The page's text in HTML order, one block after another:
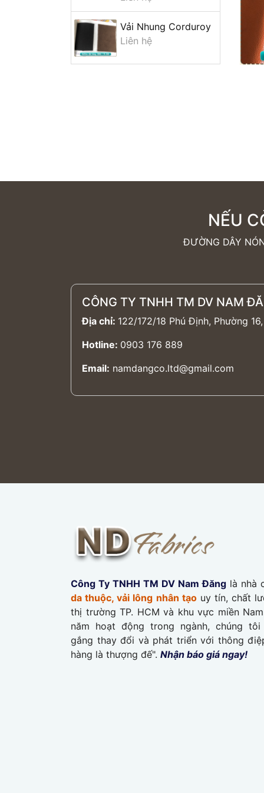
Vải Nhung Corduroy
Liên hệ
NẾU
ĐƯỜNG DÂY
CÔNG TY TNHH TM DV NAM
Địa chỉ: 122/172/18 Phú Định, Phường
Hotline: 0903 176 889
Email: namdangco.ltd@gmail.com
Công Ty TNHH TM DV Nam Đănglà nhà
da thuộc, vải lông nhân tạouy tín, chất
thị trường TP. HCM và khu vực miền
năm hoạt động trong ngành, chúng
gắng thay đổi và phát triển với thông
hàng là thượng đế". Nhận báo giá ngay!